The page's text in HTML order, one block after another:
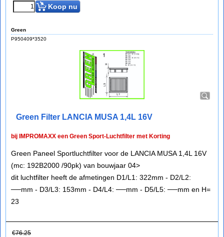
Koop nu
Green
P950409*3520
Green Filter LANCIA MUSA 1,4L 16V
bij IMPROMAXX een Green Sport-Luchtfilter met Korting
Green Paneel Sportluchtfilter voor de LANCIA MUSA 1,4L 16V
(mc: 192B2000 /90pk) van bouwjaar 04>
dit luchtfilter heeft de afmetingen D1/L1: 322mm - D2/L2:
──mm - D3/L3: 153mm - D4/L4: ──mm - D5/L5: ──mm en H=
23
€76.25